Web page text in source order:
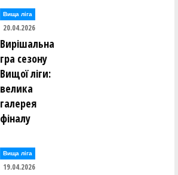
Вища лiга
20.04.2026
Вирішальна
гра сезону
Вищої ліги:
велика
галерея
фіналу
Вища лiга
19.04.2026